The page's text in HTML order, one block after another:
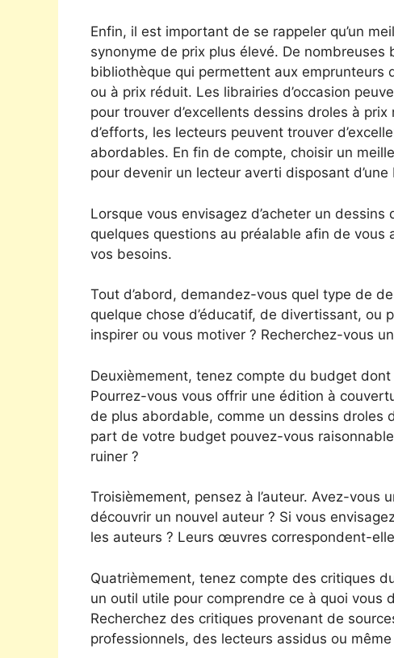
Enfin, il est important de se rappeler qu’un
synonyme de prix plus élevé. De
bibliothèque qui permettent aux emprunteurs
ou à prix réduit. Les librairies d’occasion
pour trouver d’excellents dessins droles à
d’efforts, les lecteurs peuvent trouver
abordables. En fin de compte, choisir un
pour devenir un lecteur averti disposant
Lorsque vous envisagez d’acheter un
quelques questions au préalable afin de
vos besoins.
Tout d’abord, demandez-vous quel type de
quelque chose d’éducatif, de divertissant, ou
inspirer ou vous motiver ? Recherchez-vous
Deuxièmement, tenez compte du budget
Pourrez-vous vous offrir une édition à
de plus abordable, comme un dessins droles
part de votre budget pouvez-vous
ruiner ?
Troisièmement, pensez à l’auteur. Avez-vous
découvrir un nouvel auteur ? Si vous
les auteurs ? Leurs œuvres correspondent-
Quatrièmement, tenez compte des critiques
un outil utile pour comprendre ce à quoi vous
Recherchez des critiques provenant de
professionnels, des lecteurs assidus ou